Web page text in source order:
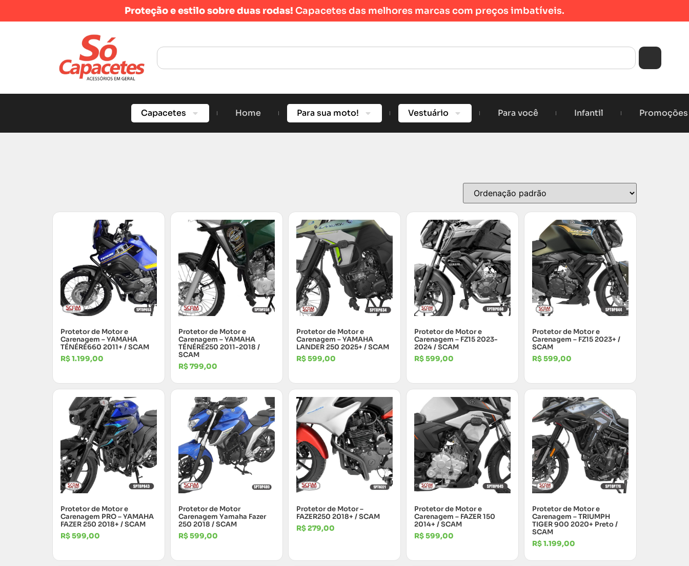
Proteção e estilo sobre duas rodas! Capacetes das melhores marcas com preços imbatíveis.
Capacetes Home Para sua moto! Vestuário Para você Infantil Promoções
Protetor de Motor e
Carenagem – YAMAHA
TÉNÉRÉ660 2011+ / SCAM
R$1.199,00
Protetor de Motor e
Carenagem – YAMAHA
TÉNÉRÉ250 2011-2018 /
SCAM
R$799,00
Protetor de Motor e
Carenagem – YAMAHA
LANDER 250 2025+ / SCAM
R$599,00
Protetor de Motor e
Carenagem – FZ15 2023-
2024 / SCAM
R$599,00
Protetor de Motor e
Carenagem – FZ15 2023+ /
SCAM
R$599,00
Protetor de Motor e
Carenagem PRO – YAMAHA
FAZER 250 2018+ / SCAM
R$599,00
Protetor de Motor
Carenagem Yamaha Fazer
250 2018 / SCAM
R$599,00
Protetor de Motor –
FAZER250 2018+ / SCAM
R$279,00
Protetor de Motor e
Carenagem – FAZER 150
2014+ / SCAM
R$599,00
Protetor de Motor e
Carenagem – TRIUMPH
TIGER 900 2020+ Preto /
SCAM
R$1.199,00